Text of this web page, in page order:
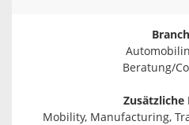
Beratung/
Zusätzliche
Mobility, Manufacturing,